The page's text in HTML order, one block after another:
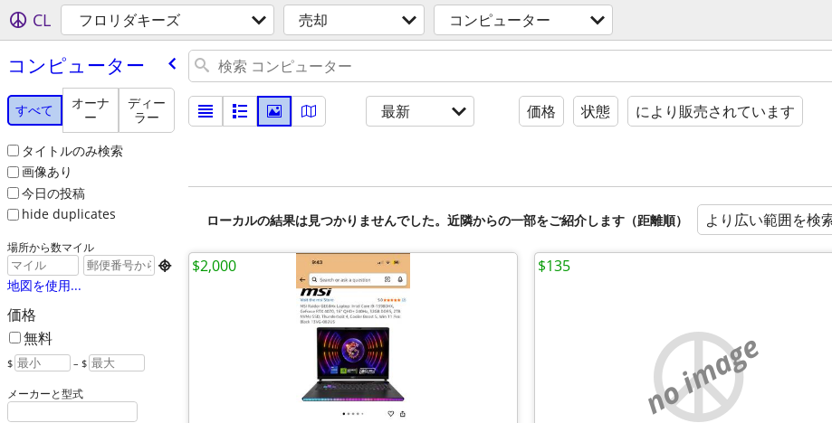
CL フロリダキーズ 売却 コンピューター
コンピューター
すべて
オーナ
ー
ディー
ラー
タイトルのみ検索
画像あり
今日の投稿
hide duplicates
場所から数マイル

地図を使用...
価格
無料
$ – $
メーカーと型式
最新 価格 状態 により販売されています
ローカルの結果は見つかりませんでした。近隣からの一部をご紹介します（距離順） より広い範囲を検
$2,000
no image
$135